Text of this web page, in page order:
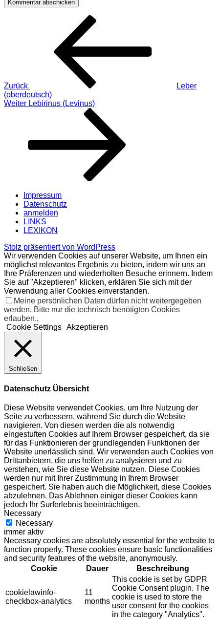
Beitragsnavigation
Zurück
Leber
(oberdeutsch)
Nächster
Weiter Lebirinus (Levinus)
Impressum
Datenschutz
anmelden
LINKS
LEXIKON
Stolz präsentiert von WordPress
Wir verwenden Cookies auf unserer Website, um Ihnen ein
möglichst relevantes Ergebnis zu bieten, indem wir uns an
Ihre Präferenzen und wiederholten Besuche erinnern. Indem
Sie auf "Akzeptieren" klicken, erklären Sie sich mit der
Verwendung aller Cookies einverstanden.
Meine persönlichen Daten dürfen nicht weitergegeben
werden. Bitte nur die technisch benötigten Cookies
erlauben..
Cookie Settings Akzeptieren
Schließen
Datenschutz Übersicht
Diese Website verwendet Cookies, um Ihre Nutzung der
Seite zu verbessern, während Sie durch die Website
navigieren. Von diesen werden die als notwendig
eingestuften Cookies auf Ihrem Browser gespeichert, da sie
für das Funktionieren der grundlegenden Funktionen der
Website unerlässlich sind. Wir verwenden auch Cookies von
Drittanbietern, die uns helfen zu analysieren und zu
verstehen, wie Sie diese Website nutzen. Diese Cookies
werden nur mit Ihrer Zustimmung in Ihrem Browser
gespeichert. Sie haben auch die Möglichkeit, diese Cookies
abzulehnen. Das Ablehnen einiger dieser Cookies kann
jedoch Ihr Surferlebnis beeinträchtigen.
Necessary
Necessary
immer aktiv
Necessary cookies are absolutely essential for the website to
function properly. These cookies ensure basic functionalities
and security features of the website, anonymously.
Cookie
Dauer Beschreibung
cookielawinfo-
checkbox-analytics
11
months
This cookie is set by GDPR
Cookie Consent plugin. The
cookie is used to store the
user consent for the cookies
in the category "Analytics".